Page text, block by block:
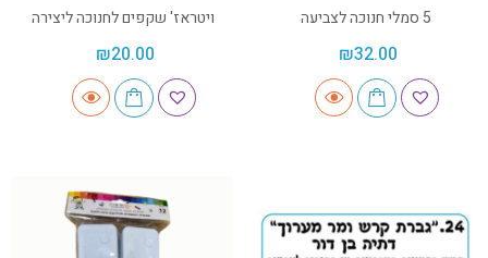
5 סמלי חנוכה לצביעה
₪32.00
ויטראז' שקפים לחנוכה ליצירה
₪20.00